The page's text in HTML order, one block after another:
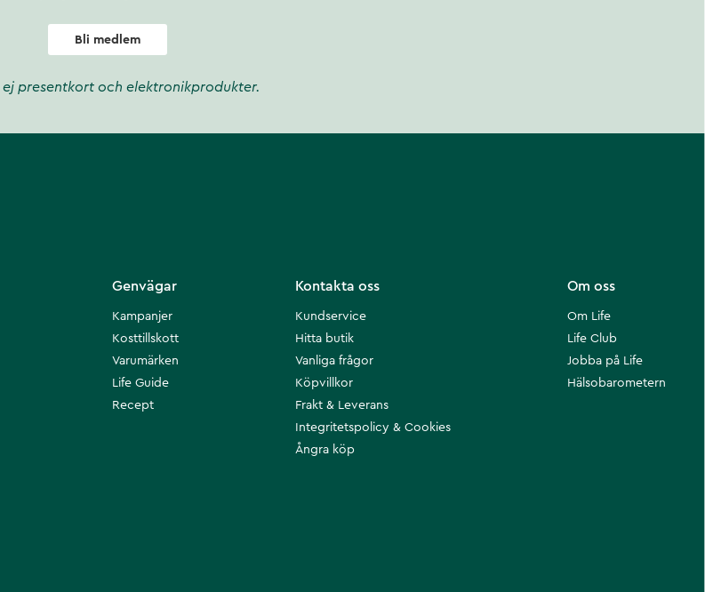
Bli medlem
ej presentkort och elektronikprodukter.
Om oss
Om Life
Life Club
Jobba på Life
Hälsobarometern
Kontakta oss
Kundservice
Hitta butik
Vanliga frågor
Köpvillkor
Frakt & Leverans
Integritetspolicy & Cookies
Ångra köp
Genvägar
Kampanjer
Kosttillskott
Varumärken
Life Guide
Recept